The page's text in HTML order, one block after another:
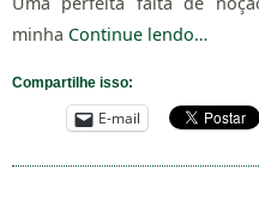
minha Continue lendo…
Compartilhe isso:
E-mail